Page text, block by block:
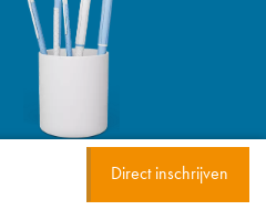
Direct inschrijven